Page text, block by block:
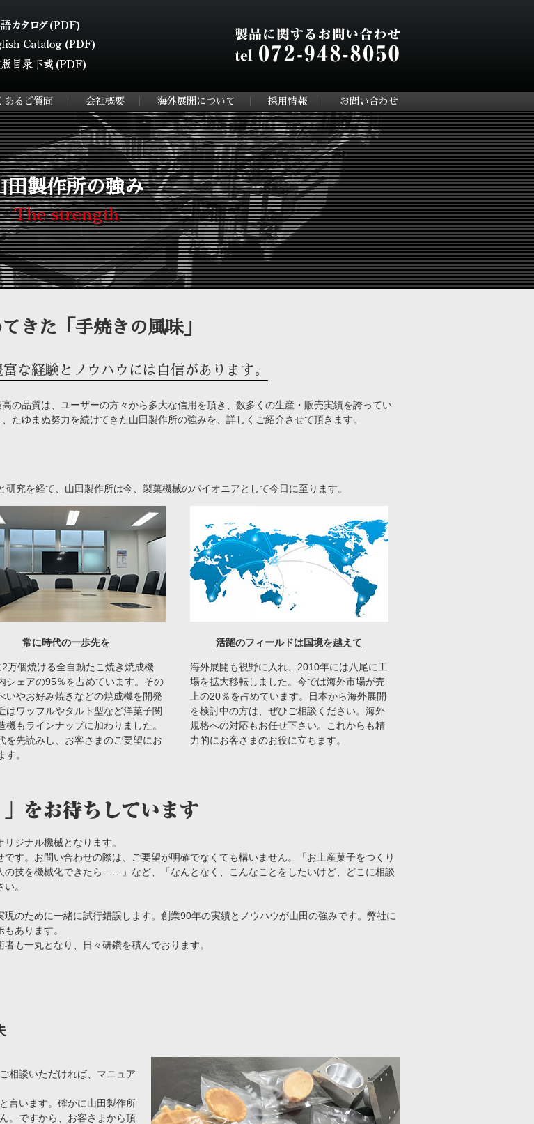
あるご質問 会社概要 海外展開について 採用情報 お問い合わせ
田製作所の強み
The strength
きた「手焼きの風味」
な経験とノウハウには自信があります。
の品質は、ユーザーの方々から多大な信用を頂き、数多くの生産・販売実績を誇ってい
たゆまぬ努力を続けてきた山田製作所の強みを、詳しくご紹介させて頂きます。
究を経て、山田製作所は今、製菓機械のパイオニアとして今日に至ります。
常に時代の一歩先を
2万個焼ける全自動たこ焼き焼成機
シェアの95％を占めています。その
いやお好み焼きなどの焼成機を開発
はワッフルやタルト型など洋菓子関
機もラインナップに加わりました。
を先読みし、お客さまのご要望にお
す。
活躍のフィールドは国境を越えて
海外展開も視野に入れ、2010年には八尾に工
場を拡大移転しました。今では海外市場が売
上の20％を占めています。日本から海外展開
を検討中の方は、ぜひご相談ください。海外
規格への対応もお任せ下さい。これからも精
力的にお客さまのお役に立ちます。
ジナル機械となります。
す。お問い合わせの際は、ご要望が明確でなくても構いません。「お土産菓子をつくり
の技を機械化できたら……」など、「なんとなく、こんなことをしたいけど、どこに相談
。
のために一緒に試行錯誤します。創業90年の実績とノウハウが山田の強みです。弊社に
あります。
も一丸となり、日々研鑽を積んでおります。
相談いただければ、マニュア
言います。確かに山田製作所
。ですから、お客さまから頂